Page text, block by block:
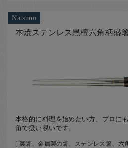
Natsuno
本焼ステンレス黒檀六角柄盛
本格的に料理を始めたい方、プロに
角で扱い易いです。
[ 菜箸、金属製の箸、ステンレス箸、六